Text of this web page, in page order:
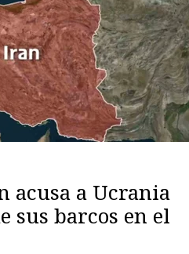
acusa a Ucrania
sus barcos en el